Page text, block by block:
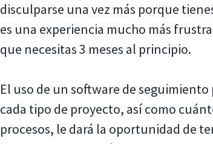
disculparse una vez más porque
es una experiencia mucho más
que necesitas 3 meses al principio.
El uso de un software de
cada tipo de proyecto, así como
procesos, le dará la oportunidad de